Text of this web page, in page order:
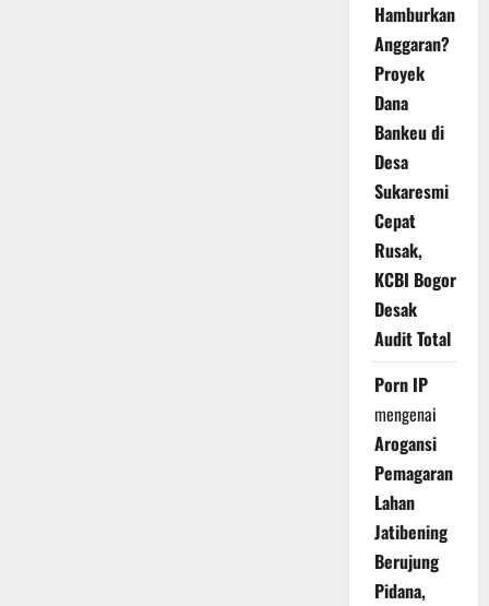
Hamburkan
Anggaran?
Proyek
Dana
Bankeu di
Desa
Sukaresmi
Cepat
Rusak,
KCBI Bogor
Desak
Audit Total
Porn IP
mengenai
Arogansi
Pemagaran
Lahan
Jatibening
Berujung
Pidana,